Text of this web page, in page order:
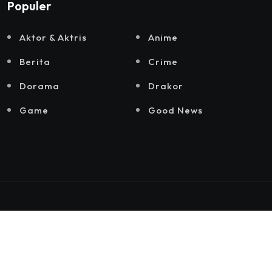
Populer
Aktor & Aktris Anime
Berita Crime
Dorama Drakor
Game Good News